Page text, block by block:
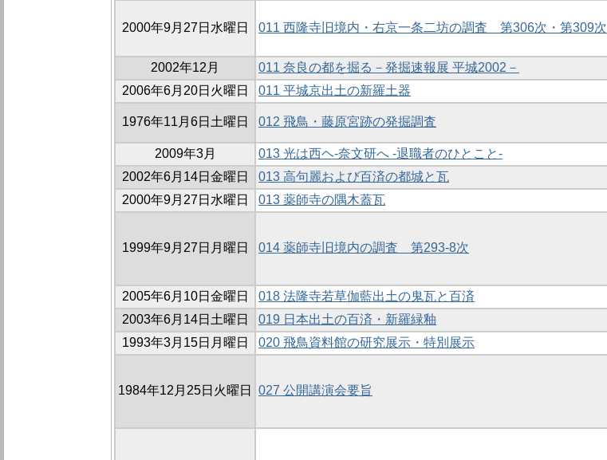
2000年9月27日水曜日 011 西隆寺旧境内・右京一条二坊の調査 第306次・第309次
2002年12月
011 奈良の都を掘る－発掘速報展 平城2002－
2006年6月20日火曜日
011 平城京出土の新羅土器
1976年11月6日土曜日 012 飛鳥・藤原宮跡の発掘調査
2009年3月
013 光は西ヘ-奈文研へ -退職者のひとこと-
2002年6月14日金曜日
013 高句麗および百済の都城と瓦
2000年9月27日水曜日
013 薬師寺の隅木蓋瓦
1999年9月27日月曜日 014 薬師寺旧境内の調査 第293-8次
2005年6月10日金曜日
018 法隆寺若草伽藍出土の鬼瓦と百済
2003年6月14日土曜日
019 日本出土の百済・新羅緑釉
1993年3月15日月曜日
020 飛鳥資料館の研究展示・特別展示
1984年12月25日火曜日 027 公開講演会要旨